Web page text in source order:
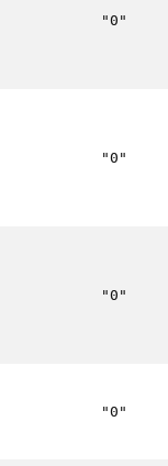
"0"
"0"
"0"
"0"